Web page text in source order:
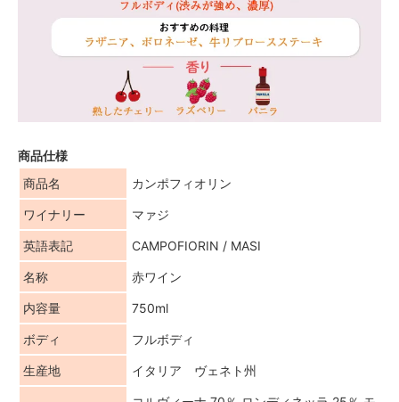
商品仕様
商品名
カンポフィオリン
ワイナリー マァジ
英語表記 CAMPOFIORIN / MASI
名称 赤ワイン
内容量 750ml
ボディ フルボディ
生産地 イタリア ヴェネト州